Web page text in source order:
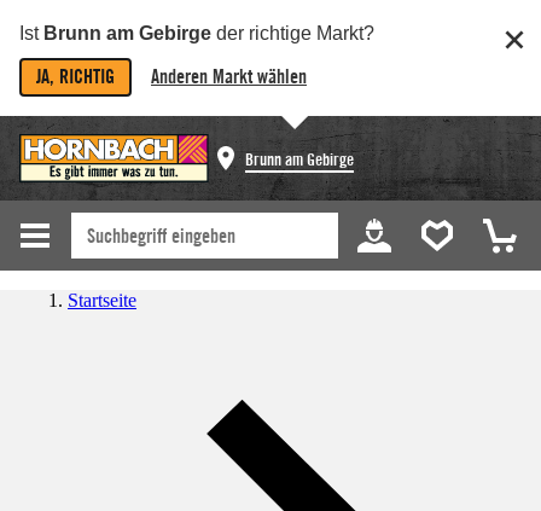
Ist Brunn am Gebirge der richtige Markt?
JA, RICHTIG Anderen Markt wählen
Brunn am Gebirge
Startseite